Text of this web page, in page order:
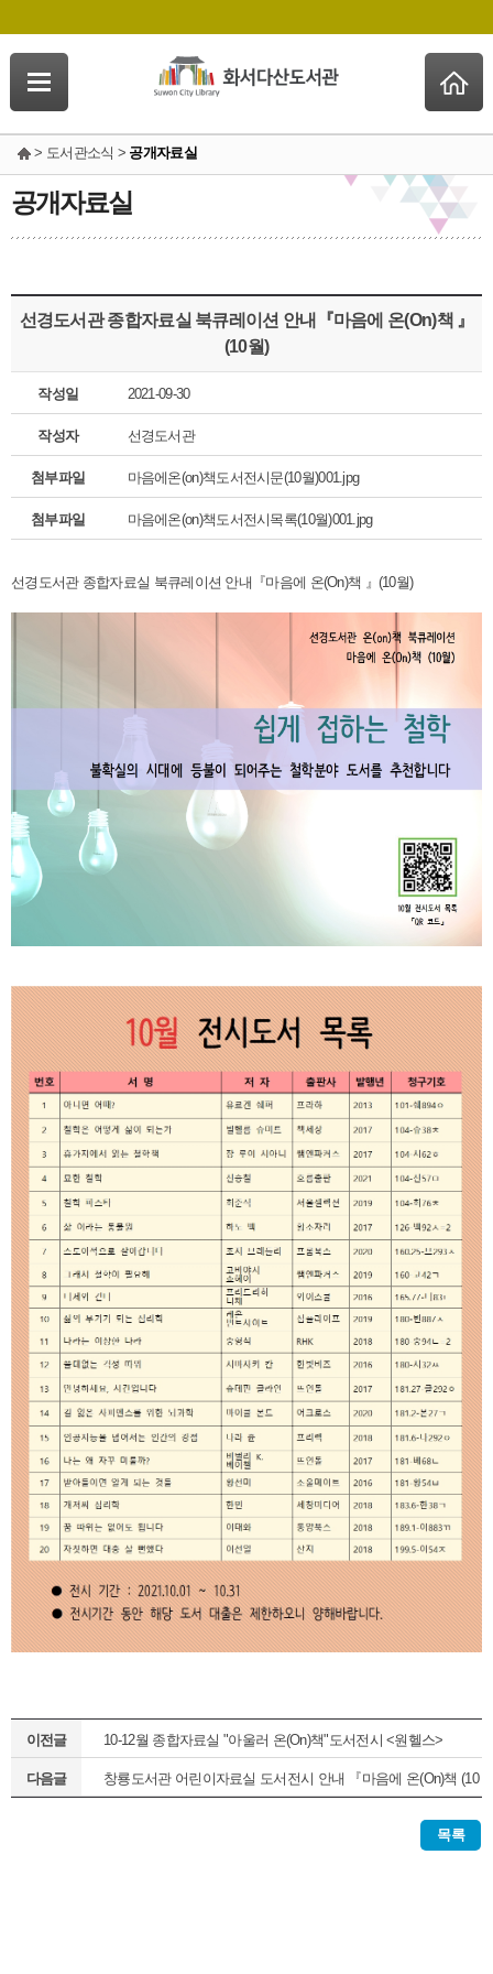
> 도서관소식 > 공개자료실
공개자료실
선경도서관 종합자료실 북큐레이션 안내『마음에 온(On)책 』
(10월)
작성일 2021-09-30
작성자 선경도서관
첨부파일 마음에온(on)책도서전시문(10월)001.jpg
첨부파일 마음에온(on)책도서전시목록(10월)001.jpg
선경도서관 종합자료실 북큐레이션 안내『마음에 온(On)책 』(10월)
이전글 10-12월 종합자료실 "아울러 온(On)책"도서전시 <원헬스>
다음글 창룡도서관 어린이자료실 도서전시 안내 『마음에 온(On)책 (10
목록